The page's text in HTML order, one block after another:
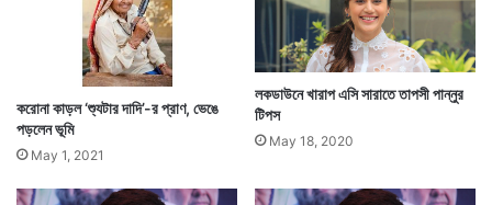
ন্ত্রী
র
করোনা কাড়ল ‘শ্যুটার দাদি’-র প্রাণ, ভেঙে
পড়লেন ভূমি
May 1, 2021
লকডাউনে খারাপ এসি সারাতে তাপসী পান্নুর
টিপস
May 18, 2020